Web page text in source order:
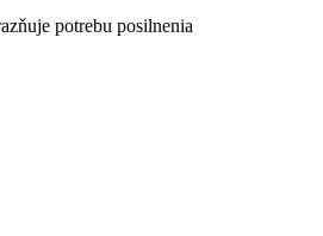
potrebu posilnenia